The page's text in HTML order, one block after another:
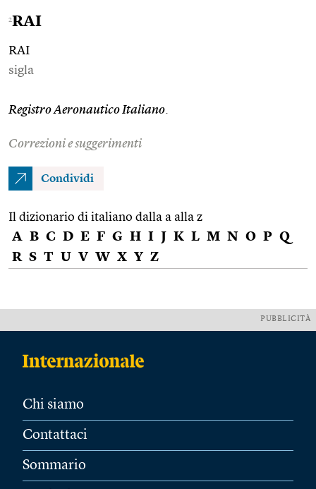
2RAI
RAI
sigla
Registro Aeronautico Italiano
Correzioni e suggerimenti
Condividi
Il dizionario di italiano dalla a alla z
A B C D E F G H I J K L M N O P Q
R S T U V W X Y Z
PUBBLICITÀ
Chi siamo
Contattaci
Sommario